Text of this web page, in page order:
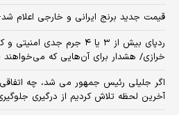
قیمت جدید برنج ایرانی و خارجی اعلام
ردپای بیش از ۳ یا ۴ جرم
خرازی/ هشدار برای آن‌هایی که می‌خواهند به ۲۵۰ هزار نفر
اگر جلیلی رئیس جمهور می شد، چه
آخرین لحظه تلاش کردیم از درگیری